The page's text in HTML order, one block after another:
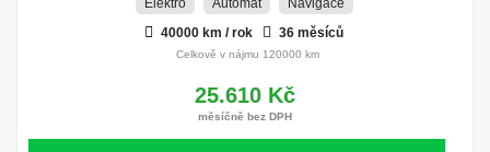
Elektro Automat
Navigace
40000 km / rok
36 měsíců
Celkově v nájmu 120000 km
25.610 Kč
měsíčně bez DPH